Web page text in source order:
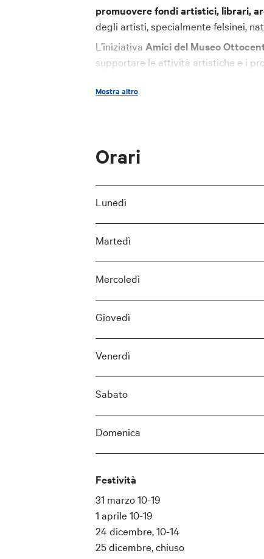
promuovere fondi artistici, librari,
degli artisti, specialmente felsinei,
L’iniziativa Amici del Museo
supportare le attività artistiche e i
Mostra altro
Orari
Lunedì
Martedì
Mercoledì
Giovedì
Venerdì
Sabato
Domenica
Festività
31 marzo 10-19
1 aprile 10-19
24 dicembre, 10-14
25 dicembre, chiuso